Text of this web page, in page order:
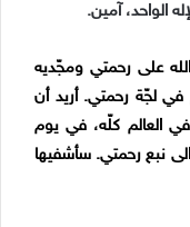
الواحد، آمين.
على رحمتي ومجّديه
لجّة رحمتي. أريد أن
العالم كلّه، في يوم
نبع رحمتي. سأشفيها